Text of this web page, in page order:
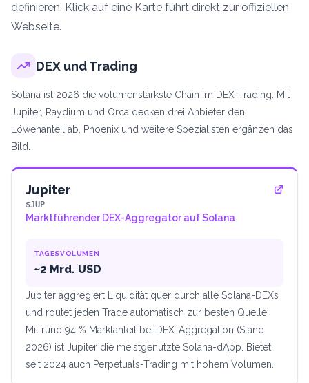
definieren. Klick auf eine Karte führt direkt zur offiziellen
Webseite.
DEX und Trading
Solana ist 2026 die volumenstärkste Chain im DEX-Trading. Mit
Jupiter, Raydium und Orca decken drei Anbieter den
Löwenanteil ab, Phoenix und weitere Spezialisten ergänzen das
Bild.
Jupiter
$JUP
Marktführender DEX-Aggregator auf Solana
TAGESVOLUMEN
~2 Mrd. USD
Jupiter aggregiert Liquidität quer durch alle Solana-DEXs
und routet jeden Trade automatisch zur besten Quelle.
Mit rund 94 % Marktanteil bei DEX-Aggregation (Stand
2026) ist Jupiter die meistgenutzte Solana-dApp. Bietet
seit 2024 auch Perpetuals-Trading mit hohem Volumen.